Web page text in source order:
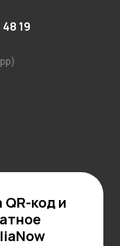
19
код и